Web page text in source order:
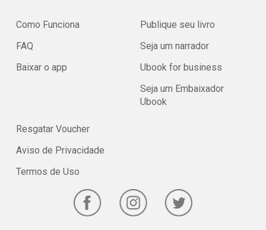
Como Funciona
FAQ
Baixar o app
Publique seu livro
Seja um narrador
Ubook for business
Seja um Embaixador
Ubook
Resgatar Voucher
Aviso de Privacidade
Termos de Uso